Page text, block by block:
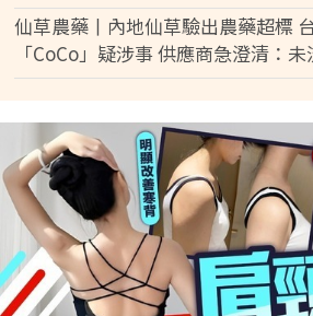
仙草農藥丨內地仙草驗出農藥超標
「CoCo」疑涉事 供應商急澄清：